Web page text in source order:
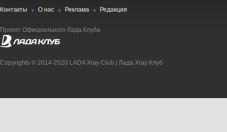
Контакты О нас Реклама Редакция
Проект Официального Лада Клуба
Copyrights © 2014-2020 LADA Xray Club | Лада Xray Клуб